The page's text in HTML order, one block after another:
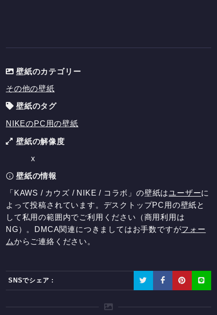
壁紙のカテゴリー
その他の壁紙
壁紙のタグ
NIKEのPC用の壁紙
壁紙の解像度
x
壁紙の情報
「KAWS / カウズ / NIKE / コラボ」の壁紙はユーザーに
よって投稿されています。デスクトップPC用の壁紙と
して私用の範囲内でご利用ください（商用利用は
NG）。DMCA関連につきましてはお手数ですがフォー
ムからご連絡ください。
SNSでシェア :